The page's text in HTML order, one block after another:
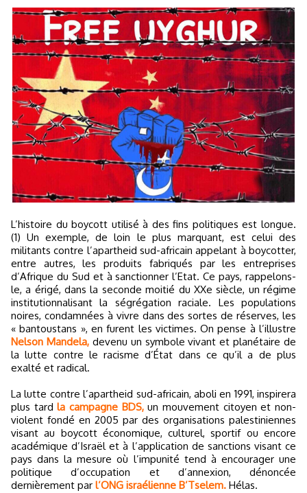
L’histoire du boycott utilisé à des fins politiques est longue.
(1) Un exemple, de loin le plus marquant, est celui des
militants contre l’apartheid sud-africain appelant à boycotter,
entre autres, les produits fabriqués par les entreprises
d’Afrique du Sud et à sanctionner l’Etat. Ce pays, rappelons-
le, a érigé, dans la seconde moitié du XXe siècle, un régime
institutionnalisant la ségrégation raciale. Les populations
noires, condamnées à vivre dans des sortes de réserves, les
« bantoustans », en furent les victimes. On pense à l’illustre
Nelson Mandela,devenu un symbole vivant et planétaire de
la lutte contre le racisme d’État dans ce qu’il a de plus
exalté et radical.
La lutte contre l’apartheid sud-africain, aboli en 1991, inspirera
plus tardla campagne BDS,un mouvement citoyen et non-
violent fondé en 2005 par des organisations palestiniennes
visant au boycott économique, culturel, sportif ou encore
académique d’Israël et à l’application de sanctions visant ce
pays dans la mesure où l’impunité tend à encourager une
politique d’occupation et d’annexion, dénoncée
dernièrement par l’ONG israélienne B’Tselem. Hélas.